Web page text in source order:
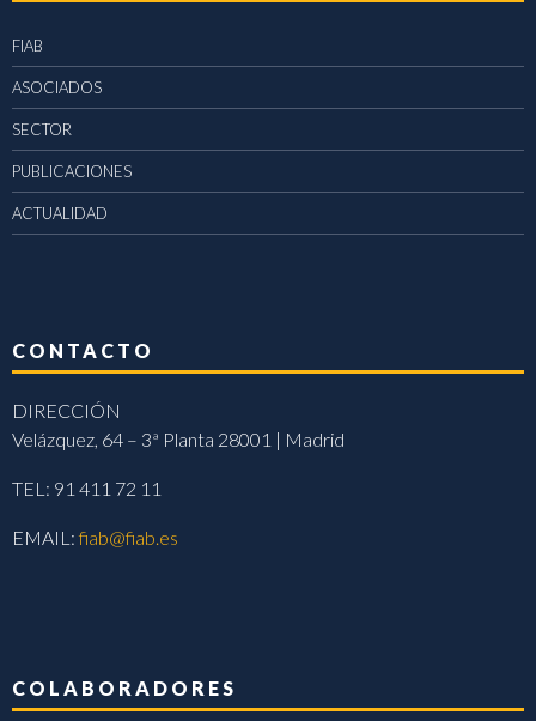
FIAB
ASOCIADOS
SECTOR
PUBLICACIONES
ACTUALIDAD
CONTACTO
DIRECCIÓN
Velázquez, 64 – 3ª Planta 28001 | Madrid
TEL: 91 411 72 11
EMAIL:fiab@fiab.es
COLABORADORES